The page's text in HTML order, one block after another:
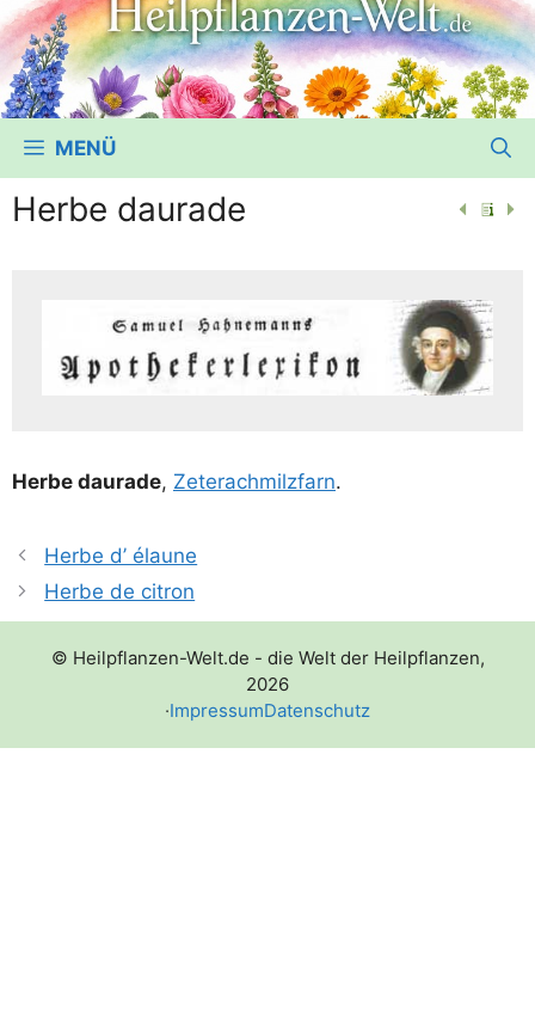
MENÜ
Herbe daurade
Her­be dau­ra­de, Zeter­ach­milz­farn.
Herbe d’ élaune
Herbe de citron
© Heilpflanzen-Welt.de - die Welt der Heilpflanzen,
2026
·ImpressumDatenschutz